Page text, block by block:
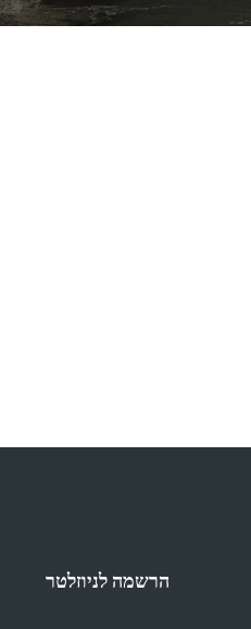
הרשמה לניוזלטר